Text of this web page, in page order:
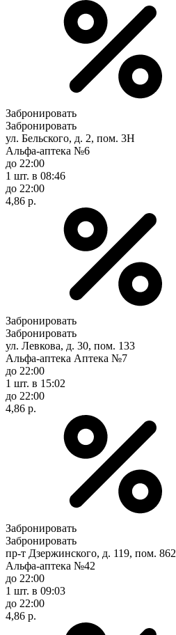
Забронировать
Забронировать
ул. Бельского, д. 2, пом. 3Н
Альфа-аптека №6
до 22:00
1 шт. в 08:46
до 22:00
4,86 р.
Забронировать
Забронировать
ул. Левкова, д. 30, пом. 133
Альфа-аптека Аптека №7
до 22:00
1 шт. в 15:02
до 22:00
4,86 р.
Забронировать
Забронировать
пр-т Дзержинского, д. 119, пом. 862
Альфа-аптека №42
до 22:00
1 шт. в 09:03
до 22:00
4,86 р.